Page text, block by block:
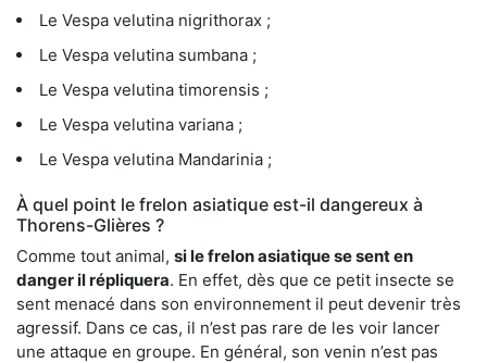
Le Vespa velutina nigrithorax ;
Le Vespa velutina sumbana ;
Le Vespa velutina timorensis ;
Le Vespa velutina variana ;
Le Vespa velutina Mandarinia ;
À quel point le frelon asiatique est-il dangereux à
Thorens-Glières ?
Comme tout animal, si le frelon asiatique se sent en
danger il répliquera. En effet, dès que ce petit insecte se
sent menacé dans son environnement il peut devenir très
agressif. Dans ce cas, il n’est pas rare de les voir lancer
une attaque en groupe. En général, son venin n’est pas